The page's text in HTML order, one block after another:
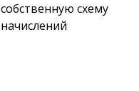
собственную схему
начислений